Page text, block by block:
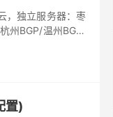
，独立服务器：枣
州BGP/温州BGP/
置)